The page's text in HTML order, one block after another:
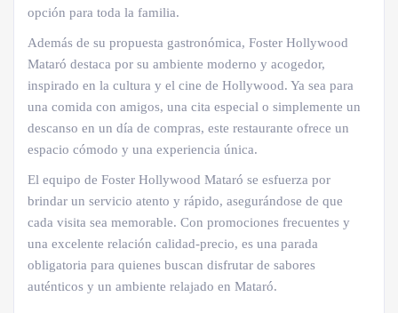
opción para toda la familia.
Además de su propuesta gastronómica, Foster Hollywood
Mataró destaca por su ambiente moderno y acogedor,
inspirado en la cultura y el cine de Hollywood. Ya sea para
una comida con amigos, una cita especial o simplemente un
descanso en un día de compras, este restaurante ofrece un
espacio cómodo y una experiencia única.
El equipo de Foster Hollywood Mataró se esfuerza por
brindar un servicio atento y rápido, asegurándose de que
cada visita sea memorable. Con promociones frecuentes y
una excelente relación calidad-precio, es una parada
obligatoria para quienes buscan disfrutar de sabores
auténticos y un ambiente relajado en Mataró.